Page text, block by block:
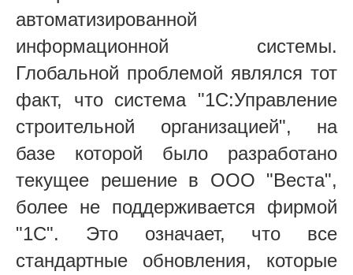
автоматизированной
информационной системы.
Глобальной проблемой являлся тот
факт, что система "1С:Управление
строительной организацией", на
базе которой было разработано
текущее решение в ООО "Веста",
более не поддерживается фирмой
"1С". Это означает, что все
стандартные обновления, которые